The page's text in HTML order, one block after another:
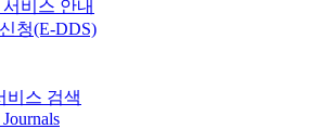
비스 안내
청(E-DDS)
비스 검색